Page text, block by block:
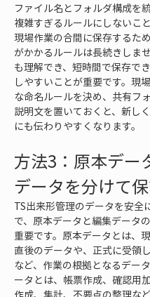
ファイル名とフォルダ構成を
複雑すぎるルールにしないこ
現場作業の合間に保存するた
がかかるルールは長続きしま
も理解でき、短時間で保存で
しやすいことが重要です。現
な命名ルールを決め、共有フ
説明文を置いておくと、新し
にも伝わりやすくなります。
方法3：原本デー
データを分けて
TS出来形管理のデータを安全
で、原本データと編集データ
重要です。原本データとは、
直後のデータや、正式に受領
など、作業の根拠となるデー
ータとは、帳票作成、確認用
作成、集計、不要点の整理な